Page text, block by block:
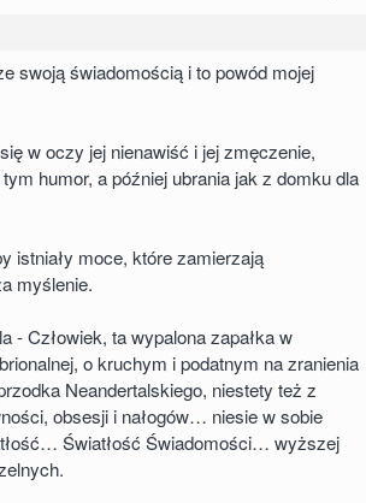
swoją świadomością i to powód mojej
w oczy jej nienawiść i jej zmęczenie,
humor, a później ubrania jak z domku dla
istniały moce, które zamierzają
myślenie.
- Człowiek, ta wypalona zapałka w
o kruchym i podatnym na zranienia
Neandertalskiego, niestety też z
obsesji i nałogów… niesie w sobie
Światłość Świadomości… wyższej